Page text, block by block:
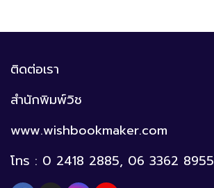
ติดต่อเรา
สำนักพิมพ์วิช
www.wishbookmaker.com
โทร : 0 2418 2885, 06 3362 8955